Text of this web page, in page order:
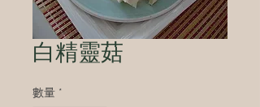
白精靈菇
數量 *